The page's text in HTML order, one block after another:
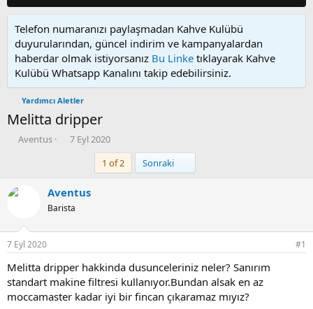
Telefon numaranızı paylaşmadan Kahve Kulübü
duyurularından, güncel indirim ve kampanyalardan
haberdar olmak istiyorsanız Bu Linke tıklayarak Kahve
Kulübü Whatsapp Kanalını takip edebilirsiniz.
Yardımcı Aletler
Melitta dripper
K
y
a
ş
l
a
a
n
Aventus
B
a
g
t
a
r
i
h
7 Eyl 2020
1 of 2
Sonraki
Aventus
Barista
7 Eyl 2020 #1
Melitta dripper hakkinda dusunceleriniz neler? Sanırım
standart makine filtresi kullanıyor.Bundan alsak en az
moccamaster kadar iyi bir fincan çıkaramaz mıyız?